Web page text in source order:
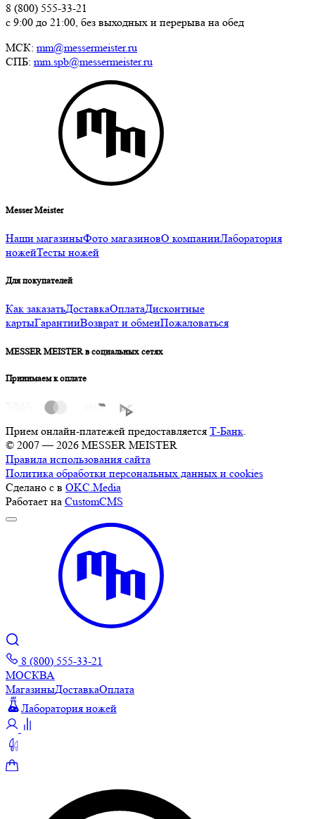
8 (800) 555-33-21
с 9:00 до 21:00, без выходных и перерыва на обед
МСК: mm@messermeister.ru
СПБ: mm.spb@messermeister.ru
Messer Meister
Наши магазиныФото магазиновО компанииЛаборатория
ножейТесты ножей
Для покупателей
Как заказатьДоставкаОплатаДисконтные
картыГарантииВозврат и обменПожаловаться
MESSER MEISTER в социальных сетях
Принимаем к оплате
Прием онлайн-платежей предоставляется Т-Банк.
© 2007 — 2026 MESSER MEISTER
Правила использования сайта
Политика обработки персональных данных и cookies
Сделано с в OKC.Media
Работает на CustomCMS
8 (800) 555-33-21
МОСКВА
МагазиныДоставкаОплата
Лаборатория ножей